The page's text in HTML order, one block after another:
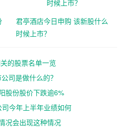
君亭酒店今日申购 该新股什么
时候上市？
的股票名单一览
司是做什么的？
股份股价下跌逾6%
今年上半年业绩如何
况会出现这种情况